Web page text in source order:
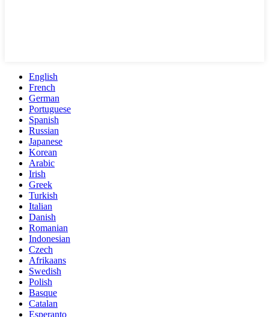
English
French
German
Portuguese
Spanish
Russian
Japanese
Korean
Arabic
Irish
Greek
Turkish
Italian
Danish
Romanian
Indonesian
Czech
Afrikaans
Swedish
Polish
Basque
Catalan
Esperanto